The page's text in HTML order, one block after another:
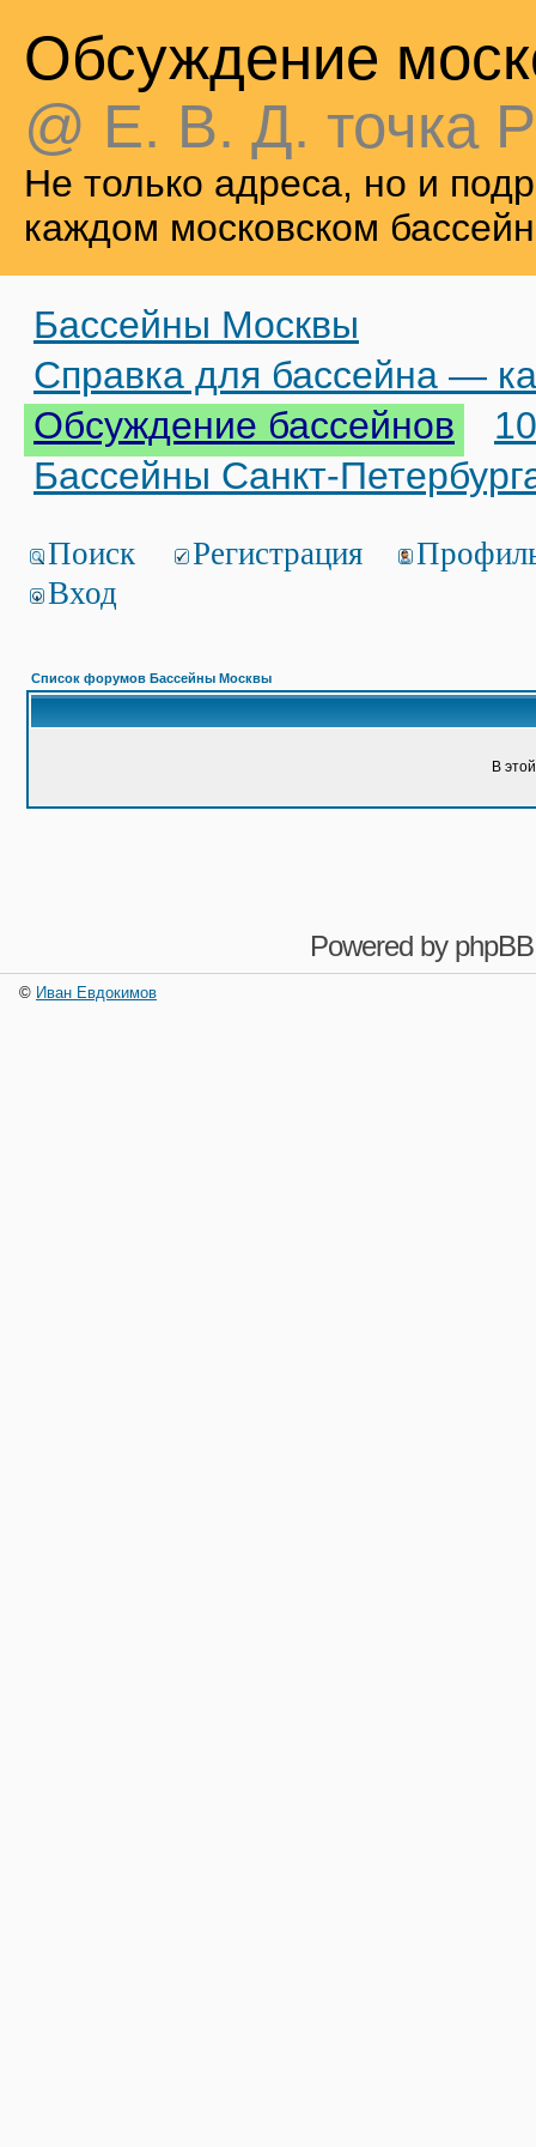
Обсуждение
@ Е. В. Д. точка
Не только адреса, но и
каждом московском
Бассейны Москвы
Справка для бассейна —
Обсуждение бассейнов
Бассейны Санкт-
Поиск Регистрация
Вход
Список форумов Бассейны Москвы
В
Powered by phpBB
© Иван Евдокимов